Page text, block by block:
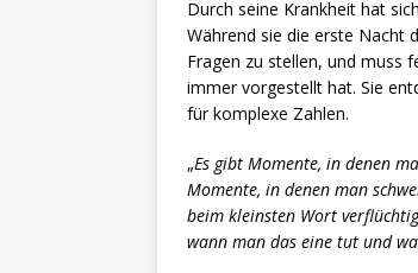
Durch seine Krankheit hat
Während sie die erste Nacht
Fragen zu stellen, und muss
immer vorgestellt hat. Sie
für komplexe Zahlen.
„Es gibt Momente, in denen
Momente, in denen man
beim kleinsten Wort
wann man das eine tut und